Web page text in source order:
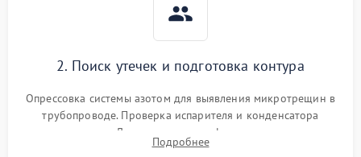
2. Поиск утечек и подготовка контура
Опрессовка системы азотом для выявления микротрещин в
трубопроводе. Проверка испарителя и конденсатора
течеискателем. Демонтаж старого фильтра-осушителя и
продувка капиллярной трубки для устранения засоров.
Подробнее